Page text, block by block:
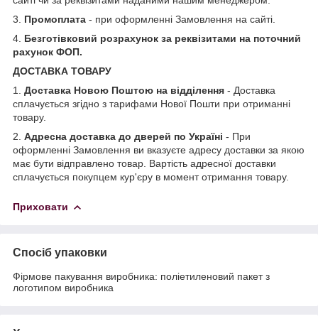
3. Промоплата - при оформленні Замовлення на сайті.
4. Безготівковий розрахунок за реквізитами на поточний
рахунок ФОП.
ДОСТАВКА ТОВАРУ
1.
Доставка Новою Поштою на відділення - Доставка
сплачується згідно з тарифами Нової Пошти при отриманні
товару.
2. Адресна доставка до дверей по Україні - При
оформленні Замовлення ви вказуєте адресу доставки за якою
має бути відправлено товар. Вартість адресної доставки
сплачується покупцем кур'єру в момент отримання товару.
Приховати
Спосіб упаковки
Фірмове пакування виробника: поліетиленовий пакет з
логотипом виробника